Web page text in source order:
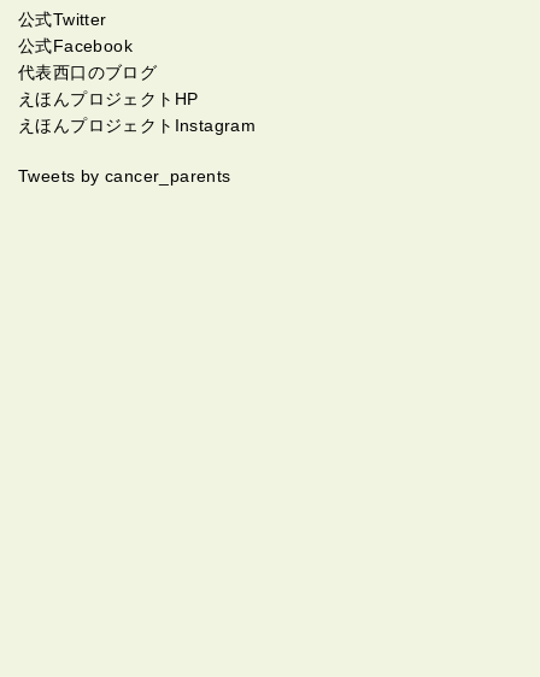
公式Twitter
公式Facebook
代表西口のブログ
えほんプロジェクトHP
えほんプロジェクトInstagram
Tweets by cancer_parents